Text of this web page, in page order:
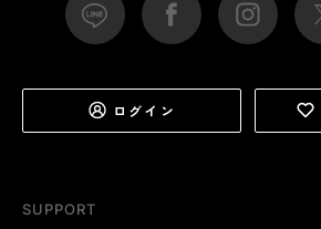
SUPPORT
ログイン